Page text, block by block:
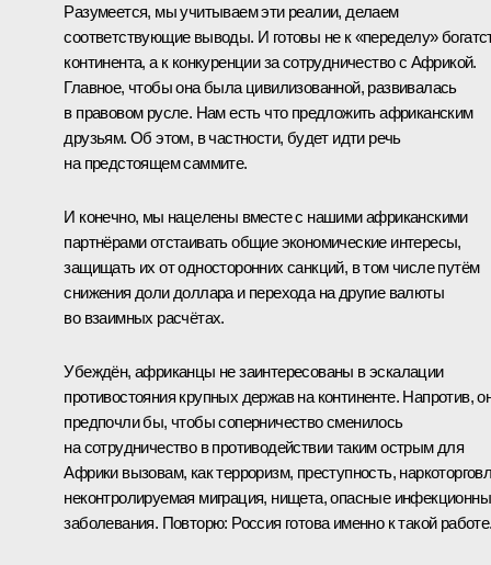
Разумеется, мы учитываем эти реалии, делаем
соответствующие выводы. И готовы не к «переделу»
континента, а к конкуренции за сотрудничество с Африкой.
Главное, чтобы она была цивилизованной, развивалась
в правовом русле. Нам есть что предложить африканским
друзьям. Об этом, в частности, будет идти речь
на предстоящем саммите.
И конечно, мы нацелены вместе с нашими африканскими
партнёрами отстаивать общие экономические интересы,
защищать их от односторонних санкций, в том числе путём
снижения доли доллара и перехода на другие валюты
во взаимных расчётах.
Убеждён, африканцы не заинтересованы в эскалации
противостояния крупных держав на континенте. Напротив,
предпочли бы, чтобы соперничество сменилось
на сотрудничество в противодействии таким острым для
Африки вызовам, как терроризм, преступность,
неконтролируемая миграция, нищета, опасные
заболевания. Повторю: Россия готова именно к такой